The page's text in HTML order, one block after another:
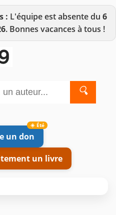
: L'équipe est absente du 6
. Bonnes vacances à tous !
🔍
un don
un livre